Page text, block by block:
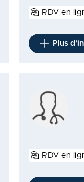
RDV en
Plus
RDV en